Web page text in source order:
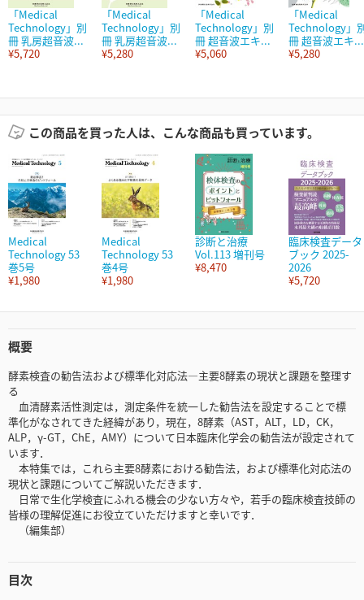
「Medical
Technology」別
冊 乳房超音波...
¥5,720
「Medical
Technology」別
冊 乳房超音波...
¥5,280
「Medical
Technology」別
冊 超音波エキ...
¥5,060
「Medical
Technology」
冊 超音波エキ...
¥5,280
この商品を買った人は、こんな商品も買っています。
Medical
Technology 53
巻5号
¥1,980
Medical
Technology 53
巻4号
¥1,980
診断と治療
Vol.113 増刊号
¥8,470
臨床検査データ
ブック 2025-
2026
¥5,720
概要
酵素検査の勧告法および標準化対応法―主要8酵素の現状と課題を整理す
る
血清酵素活性測定は，測定条件を統一した勧告法を設定することで標
準化がなされてきた経緯があり，現在，8酵素（AST，ALT，LD，CK，
ALP，γ-GT，ChE，AMY）について日本臨床化学会の勧告法が設定されて
います．
本特集では，これら主要8酵素における勧告法，および標準化対応法の
現状と課題についてご解説いただきます．
日常で生化学検査にふれる機会の少ない方々や，若手の臨床検査技師の
皆様の理解促進にお役立ていただけますと幸いです．
（編集部）
目次